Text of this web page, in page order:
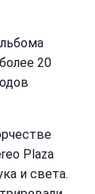
20
Plaza
и света.